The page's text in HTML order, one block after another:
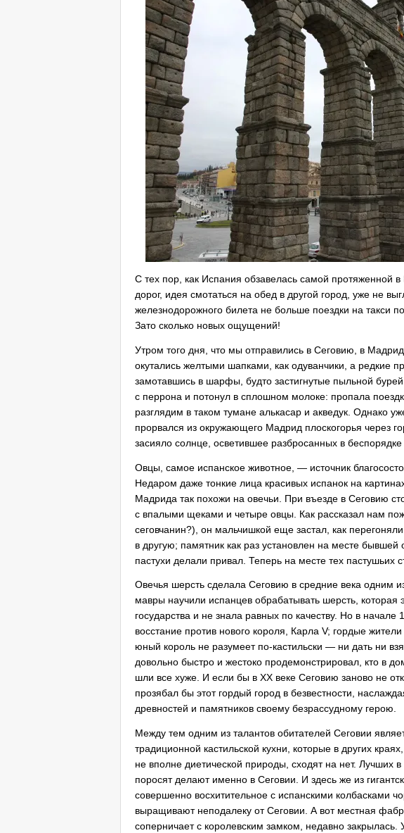
С тех пор, как Испания обзавелась самой протяженной
дорог, идея смотаться на обед в другой город, уже не
железнодорожного билета не больше поездки на такси
Зато сколько новых ощущений!
Утром того дня, что мы отправились в Сеговию, в
окутались желтыми шапками, как одуванчики, а редкие
замотавшись в шарфы, будто застигнутые пыльной
с перрона и потонул в сплошном молоке: пропала
разглядим в таком тумане алькасар и акведук. Однако
прорвался из окружающего Мадрид плоскогорья через
засияло солнце, осветившее разбросанных в
Овцы, самое испанское животное, — источник
Недаром даже тонкие лица красивых испанок на
Мадрида так похожи на овечьи. При въезде в Сеговию
с впалыми щеками и четыре овцы. Как рассказал нам
сеговчанин?), он мальчишкой еще застал, как
в другую; памятник как раз установлен на месте
пастухи делали привал. Теперь на месте тех пастушьих
Овечья шерсть сделала Сеговию в средние века одним
мавры научили испанцев обрабатывать шерсть, которая
государства и не знала равных по качеству. Но в
восстание против нового короля, Карла V; гордые
юный король не разумеет по-кастильски — ни дать ни
довольно быстро и жестоко продемонстрировал, кто в
шли все хуже. И если бы в ХХ веке Сеговию заново не
прозябал бы этот гордый город в безвестности,
древностей и памятников своему безрассудному герою.
Между тем одним из талантов обитателей Сеговии
традиционной кастильской кухни, которые в других
не вполне диетической природы, сходят на нет. Лучших
поросят делают именно в Сеговии. И здесь же из
совершенно восхитительное с испанскими колбасками
выращивают неподалеку от Сеговии. А вот местная
соперничает с королевским замком, недавно закрылась.